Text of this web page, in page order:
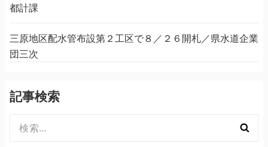
都計課
三原地区配水管布設第２工区で８／２６開札／県水道企業
団三次
記事検索
索: